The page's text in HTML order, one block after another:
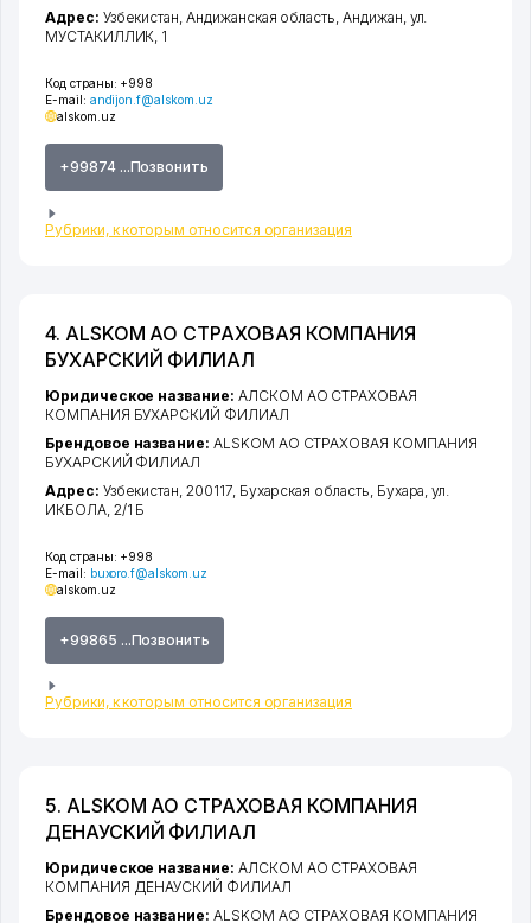
Код страны: +998
E-mail: andijon.f@alskom.uz
alskom.uz
+99874 ...Позвонить
Рубрики, к которым относится организация
Адрес: Узбекистан,Андижанская область,Андижан, ул.
МУСТАКИЛЛИК, 1
4. ALSKOM АО СТРАХОВАЯ КОМПАНИЯ
БУХАРСКИЙ ФИЛИАЛ
Код страны: +998
E-mail: buxoro.f@alskom.uz
alskom.uz
+99865 ...Позвонить
Рубрики, к которым относится организация
Юридическое название: АЛСКОМ АО СТРАХОВАЯ
КОМПАНИЯ БУХАРСКИЙ ФИЛИАЛ
Брендовое название: ALSKOM АО СТРАХОВАЯ КОМПАНИЯ
БУХАРСКИЙ ФИЛИАЛ
Адрес: Узбекистан, 200117, Бухарская область Бухара ,ул.
ИКБОЛА, 2/1 Б
5. ALSKOM АО СТРАХОВАЯ КОМПАНИЯ
ДЕНАУСКИЙ ФИЛИАЛ
Юридическое название: АЛСКОМ АО СТРАХОВАЯ
КОМПАНИЯ ДЕНАУСКИЙ ФИЛИАЛ
Брендовое название: ALSKOM АО СТРАХОВАЯ КОМПАНИЯ